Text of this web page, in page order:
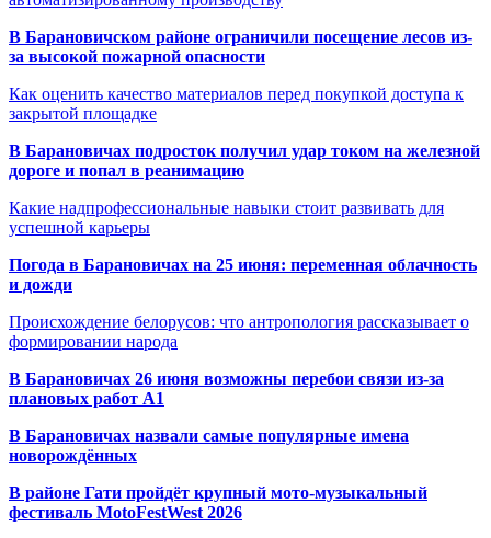
В Барановичском районе ограничили посещение лесов из-
за высокой пожарной опасности
Как оценить качество материалов перед покупкой доступа к
закрытой площадке
В Барановичах подросток получил удар током на железной
дороге и попал в реанимацию
Какие надпрофессиональные навыки стоит развивать для
успешной карьеры
Погода в Барановичах на 25 июня: переменная облачность
и дожди
Происхождение белорусов: что антропология рассказывает о
формировании народа
В Барановичах 26 июня возможны перебои связи из-за
плановых работ A1
В Барановичах назвали самые популярные имена
новорождённых
В районе Гати пройдёт крупный мото-музыкальный
фестиваль MotoFestWest 2026